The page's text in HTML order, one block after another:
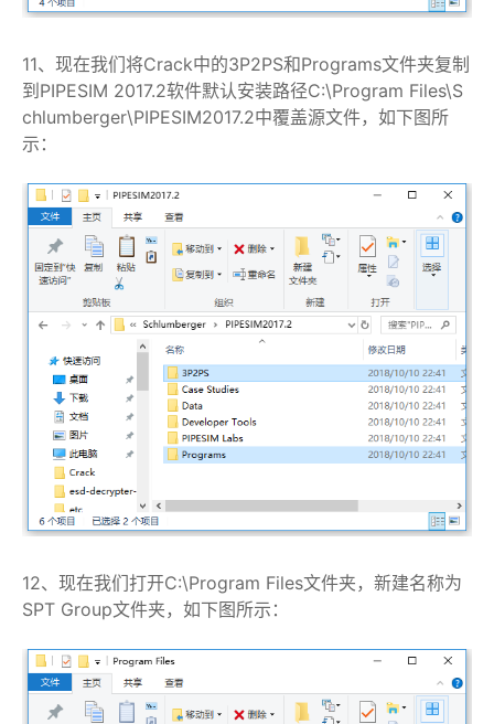
11、现在我们将Crack中的3P2PS和Programs文件夹复制
到PIPESIM 2017.2软件默认安装路径C:\Program Files\S
chlumberger\PIPESIM2017.2中覆盖源文件，如下图所
示：
12、现在我们打开C:\Program Files文件夹，新建名称为
SPT Group文件夹，如下图所示：